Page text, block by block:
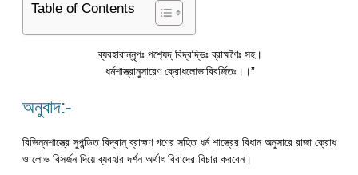
Table of Contents
ব্যবহারান্নৃপঃ পশ‍্যেদ্ বিদ্বদ্ভিঃ ব্রাহ্মণৈঃ সহ।
ধর্মশাস্ত্রানুসারেণ ক্রোধলোভাবিবর্জিতঃ।।”
অনুবাদ:-
বিভিন্নশাস্ত্রে সুপন্ডিত বিদ্বান্ ব্রাহ্মণ গণের সহিত ধর্ম শাস্ত্রের বিধান অনুসারে রাজা ক্রোধ
ও লোভ বিসর্জন দিয়ে ব্যবহার দর্শন অর্থাৎ বিবাদের বিচার করবেন।